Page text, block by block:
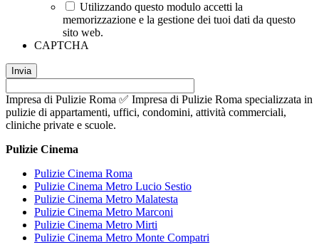
Utilizzando questo modulo accetti la
memorizzazione e la gestione dei tuoi dati da questo
sito web.
CAPTCHA
Impresa di Pulizie Roma ✅ Impresa di Pulizie Roma specializzata in
pulizie di appartamenti, uffici, condomini, attività commerciali,
cliniche private e scuole.
Pulizie Cinema
Pulizie Cinema Roma
Pulizie Cinema Metro Lucio Sestio
Pulizie Cinema Metro Malatesta
Pulizie Cinema Metro Marconi
Pulizie Cinema Metro Mirti
Pulizie Cinema Metro Monte Compatri